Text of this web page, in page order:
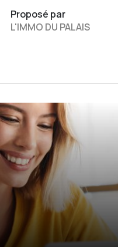
Proposé par
L'IMMO DU PALAIS